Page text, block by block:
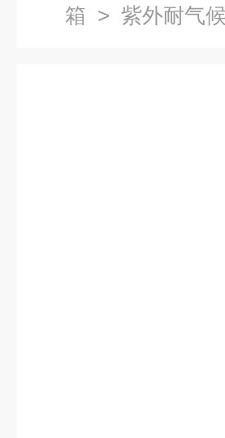
箱 > 紫外耐气